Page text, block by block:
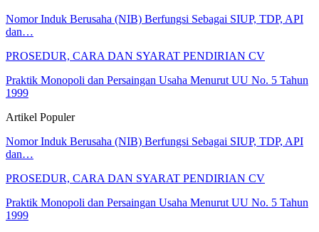
Nomor Induk Berusaha (NIB) Berfungsi Sebagai SIUP, TDP, API
dan…
PROSEDUR, CARA DAN SYARAT PENDIRIAN CV
Praktik Monopoli dan Persaingan Usaha Menurut UU No. 5 Tahun
1999
Artikel Populer
Nomor Induk Berusaha (NIB) Berfungsi Sebagai SIUP, TDP, API
dan…
PROSEDUR, CARA DAN SYARAT PENDIRIAN CV
Praktik Monopoli dan Persaingan Usaha Menurut UU No. 5 Tahun
1999